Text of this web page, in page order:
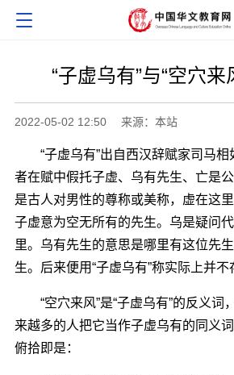
“子虚乌有”与“空穴来
2022-05-02 12:50 来源：本站
“子虚乌有”出自西汉辞赋家司马相
者在赋中假托子虚、乌有先生、亡是
是古人对男性的尊称或美称，虚在这
子虚意为空无所有的先生。乌是疑问
里。乌有先生的意思是哪里有这位先
生。后来便用“子虚乌有”称实际上并不
“空穴来风”是“子虚乌有”的反义词
来越多的人把它当作子虚乌有的同义
俯拾即是：